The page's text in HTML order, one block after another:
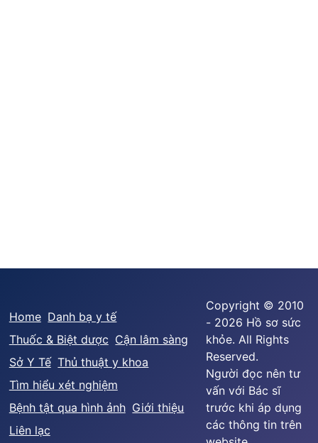
Home Danh bạ y tế
Thuốc & Biệt dược Cận lâm sàng
Sở Y Tế Thủ thuật y khoa
Tìm hiểu xét nghiệm
Bệnh tật qua hình ảnh Giới thiệu
Liên lạc
Copyright © 2010
- 2026 Hồ sơ sức
khỏe. All Rights
Reserved.
Người đọc nên tư
vấn với Bác sĩ
trước khi áp dụng
các thông tin trên